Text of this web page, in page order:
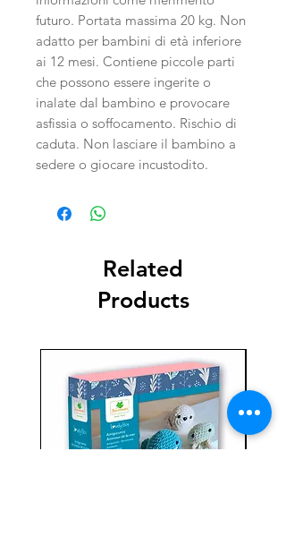
futuro. Portata massima 20 kg. Non
adatto per bambini di età inferiore
ai 12 mesi. Contiene piccole parti
che possono essere ingerite o
inalate dal bambino e provocare
asfissia o soffocamento. Rischio di
caduta. Non lasciare il bambino a
sedere o giocare incustodito.
Related
Products